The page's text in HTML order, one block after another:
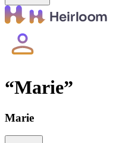
“Marie”
Marie